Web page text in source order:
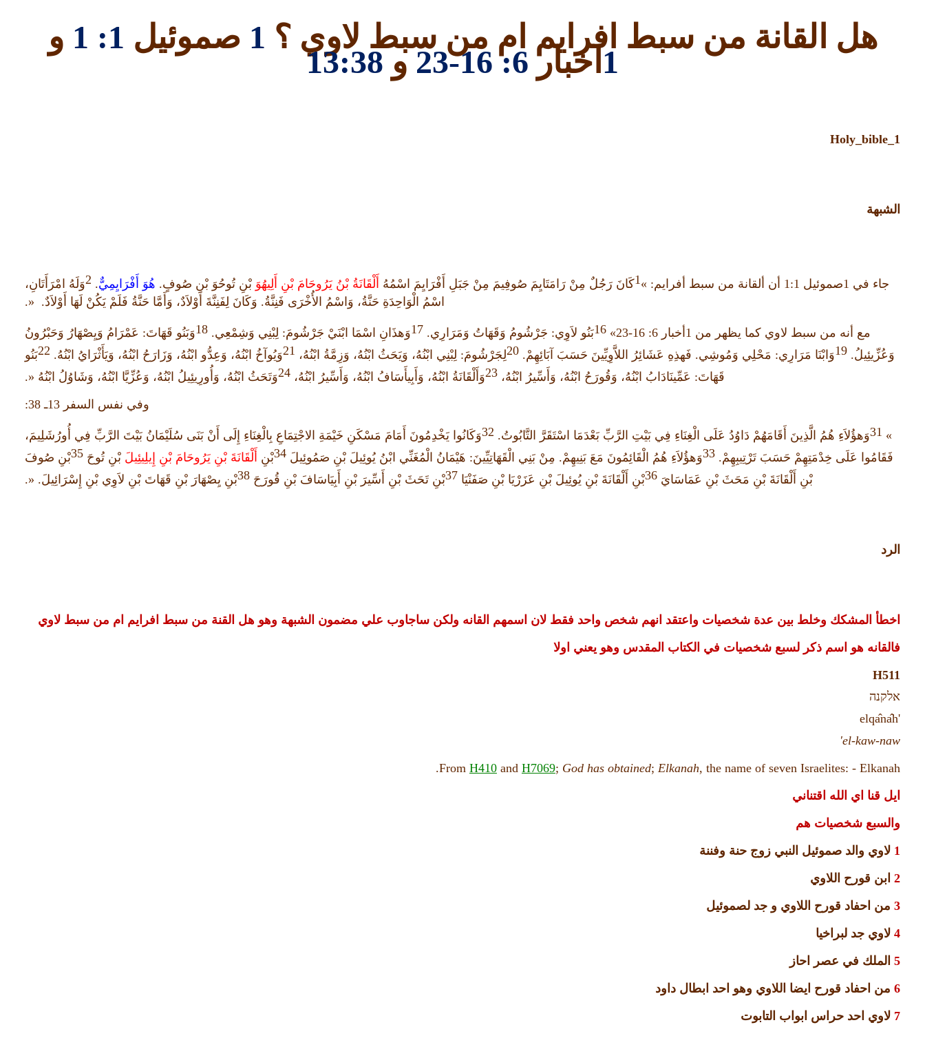
هل القانة من سبط افرايم ام من سبط لاوي ؟ 1 صموئيل 1: 1 و
1 اخبار 6: 16-23 و 13:38
Holy_bible_1
الشبهة
جاء في 1صموئيل 1:1 أن ألقانة من سبط أفرايم: »
1كَانَ رَجُلٌ مِنْ رَامَتَايِمَ صُوفِيمَ مِنْ جَبَلِ أَفْرَايِمَ اسْمُهُ أَلْقَانَةُ بْنُ يَرُوحَامَ بْنِ أَلِيهُوَ بْنِ تُوحُوَ بْنِ صُوفٍ. هُوَ أَفْرَايِمِيٌّ.
وَلَهُ امْرَأَتَانِ،
اسْمُ الْوَاحِدَةِ حَنَّةُ، وَاسْمُ الأُخْرَى فَنِنَّةُ. وَكَانَ لِفَنِنَّةَ أَوْلاَدٌ، وَأَمَّا حَنَّةُ فَلَمْ يَكُنْ لَهَا أَوْلاَدٌ. «.
مع أنه من سبط لاوي كما يظهر من 1 أخبار 6: 16-23»
16بَنُو لاَوِي: جَرْشُومُ وَقَهَاتُ وَمَرَارِي.
17وَهذَانِ اسْمَا ابْنَيْ جَرْشُومَ: لِبْنِي وَشِمْعِي.
18وَبَنُو قَهَاتَ: عَمْرَامُ وَيِصْهَارُ وَحَبْرُونُ
وَعُزِّيئِيلُ.
19وَابْنَا مَرَارِي: مَحْلِي وَمُوشِي. فَهذِهِ عَشَائِرُ اللاَّوِيِّينَ حَسَبَ آبَائِهِمْ.
20لِجَرْشُومَ: لِبْنِي ابْنُهُ، وَيَحَثُ ابْنُهُ، وَزِمَّةُ ابْنُهُ، 21وَيُوآخُ ابْنُهُ، وَعِدُّو ابْنُهُ، وَزَارَحُ ابْنُهُ، وَيَأَثْرَايُ ابْنُهُ.
22بَنُو
قَهَاتَ: عَمِّينَادَابُ ابْنُهُ، وَقُورَحُ ابْنُهُ، وَأَسِّيرُ ابْنُهُ، 23وَأَلْقَانَةُ ابْنُهُ، وَأَبِيأَسَافُ ابْنُهُ، وَأَسِّيرُ ابْنُهُ، 24وَتَحَثُ ابْنُهُ، وَأُورِيئِيلُ ابْنُهُ، وَعُزِّيَّا ابْنُهُ، وَشَاوُلُ ابْنُهُ «.
وفي نفس السفر 13ـ 38:
»
31وَهؤُلاَءِ هُمُ الَّذِينَ أَقَامَهُمْ دَاوُدُ عَلَى الْغِنَاءِ فِي بَيْتِ الرَّبِّ بَعْدَمَا اسْتَقَرَّ التَّابُوتُ.
32وَكَانُوا يَخْدِمُونَ أَمَامَ مَسْكَنِ خَيْمَةِ الاجْتِمَاعِ بِالْغِنَاءِ إِلَى أَنْ بَنَى سُلَيْمَانُ بَيْتَ الرَّبِّ فِي أُورُشَلِيمَ،
فَقَامُوا عَلَى خِدْمَتِهِمْ حَسَبَ تَرْتِيبِهِمْ.
33وَهؤُلاَءِ هُمُ الْقَائِمُونَ مَعَ بَنِيهِمْ. مِنْ بَنِي الْقَهَاتِيِّينَ: هَيْمَانُ الْمُغَنِّي ابْنُ يُوئِيلَ بْنِ صَمُوئِيلَ 34بْنِ أَلْقَانَةَ بْنِ يَرُوحَامَ بْنِ إِيلِيئِيلَ بْنِ تُوحَ 35بْنِ صُوفَ
بْنِ أَلْقَانَةَ بْنِ مَحَثَ بْنِ عَمَاسَايَ 36بْنِ أَلْقَانَةَ بْنِ يُوئِيلَ بْنِ عَزَرْيَا بْنِ صَفَنْيَا 37بْنِ تَحَثَ بْنِ أَسِّيرَ بْنِ أَبِيَاسَافَ بْنِ قُورَحَ 38بْنِ يِصْهَارَ بْنِ قَهَاتَ بْنِ لاَوِي بْنِ إِسْرَائِيلَ. «.
الرد
اخطأ المشكك وخلط بين عدة شخصيات واعتقد انهم شخص واحد فقط لان اسمهم القانه ولكن ساجاوب علي مضمون الشبهة وهو هل القنة من سبط افرايم ام من سبط لاوي
فالقانه هو اسم ذكر لسبع شخصيات في الكتاب المقدس وهو يعني اولا
H511
אלקנה
'elqa
nah
el-kaw-naw'
From H410 and H7069; God has obtained; Elkanah, the name of seven Israelites: - Elkanah.
ايل قنا اي الله اقتناني
والسبع شخصيات هم
1 لاوي والد صموئيل النبي زوج حنة وفننة
2 ابن قورح اللاوي
3 من احفاد قورح اللاوي و جد لصموئيل
4 لاوي جد لبراخيا
5 الملك في عصر احاز
6 من احفاد قورح ايضا اللاوي وهو احد ابطال داود
7 لاوي احد حراس ابواب التابوت